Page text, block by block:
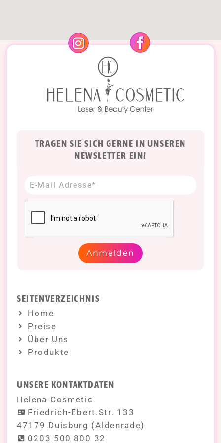
TRAGEN SIE SICH GERNE IN UNSEREN
NEWSLETTER EIN!
Anmelden
SEITENVERZEICHNIS
Home
Preise
Über Uns
Produkte
UNSERE KONTAKTDATEN
Helena Cosmetic
Friedrich-Ebert.Str. 133
47179 Duisburg (Aldenrade)
0203 500 800 32